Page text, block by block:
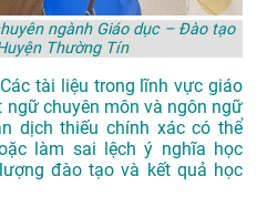
ngành Giáo dục – Đào tạo
Thường Tín
Các tài liệu trong lĩnh vực giáo
chuyên môn và ngôn ngữ
dịch thiếu chính xác có thể
làm sai lệch ý nghĩa học
đào tạo và kết quả học